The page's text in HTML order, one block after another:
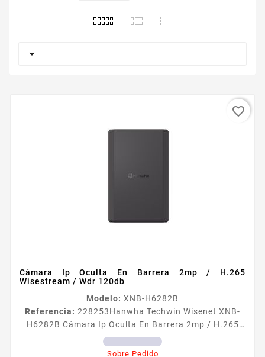

Cámara Ip Oculta En Barrera 2mp / H.265
Wisestream / Wdr 120db
Modelo: XNB-H6282B
Referencia: 228253Hanwha Techwin Wisenet XNB-
H6282B Cámara Ip Oculta En Barrera 2mp / H.265
Wisestream / Wdr 120db Características de la
cámara Compensación de Luz WDR Real 120dB BLC
Sobre Pedido
favorite_border